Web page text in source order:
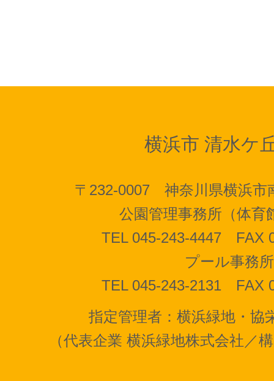
横浜市 清水ケ
〒232-0007 神奈川県横浜市
公園管理事務所（体育
TEL 045-243-4447 FAX
プール事務所
TEL 045-243-2131 FAX
指定管理者：横浜緑地・協
（代表企業 横浜緑地株式会社／